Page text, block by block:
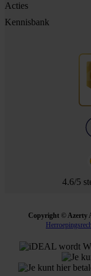
Acties
Kennisbank
4.6/5
Copyright © Azerty